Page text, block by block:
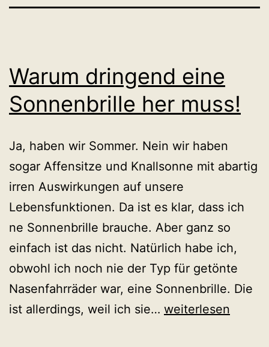
Warum dringend eine
Sonnenbrille her muss!
Ja, haben wir Sommer. Nein wir haben
sogar Affensitze und Knallsonne mit abartig
irren Auswirkungen auf unsere
Lebensfunktionen. Da ist es klar, dass ich
ne Sonnenbrille brauche. Aber ganz so
einfach ist das nicht. Natürlich habe ich,
obwohl ich noch nie der Typ für getönte
Nasenfahrräder war, eine Sonnenbrille. Die
ist allerdings, weil ich sie… Warum
weiterlesen